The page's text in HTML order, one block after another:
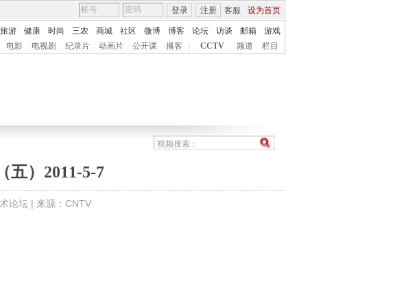
客服 设为首页
登录 注册
旅游 健康 时尚 三农 商城 社区 微博 博客 论坛 访谈 邮箱
游戏
电影 电视剧 纪录片 动画片 公开课 播客 CCTV 频道 栏目
五）2011-5-7
论坛 | 来源：CNTV